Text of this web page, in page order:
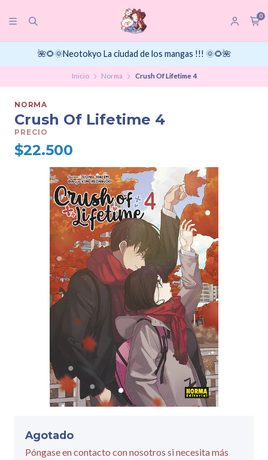
0
🌺🌻🌞Neotokyo La ciudad de los mangas !!! 🌞🌻🌺
Inicio Norma Crush Of Lifetime 4
NORMA
Crush Of Lifetime 4
PRECIO
$22.500
Agotado
Póngase en contacto con nosotros si necesita más